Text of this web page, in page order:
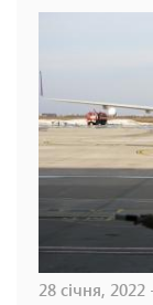
28 січня, 2022